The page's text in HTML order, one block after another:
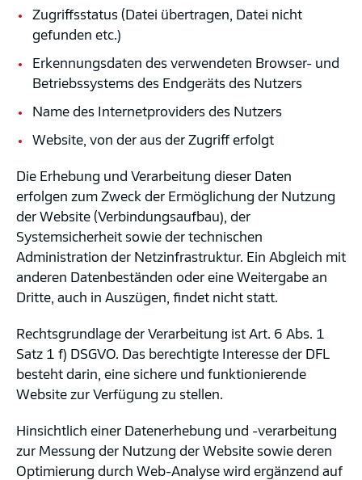
Zugriffsstatus (Datei übertragen, Datei nicht
gefunden etc.)
Erkennungsdaten des verwendeten Browser- und
Betriebssystems des Endgeräts des Nutzers
Name des Internetproviders des Nutzers
Website, von der aus der Zugriff erfolgt
Die Erhebung und Verarbeitung dieser Daten
erfolgen zum Zweck der Ermöglichung der Nutzung
der Website (Verbindungsaufbau), der
Systemsicherheit sowie der technischen
Administration der Netzinfrastruktur. Ein Abgleich mit
anderen Datenbeständen oder eine Weitergabe an
Dritte, auch in Auszügen, findet nicht statt.
Rechtsgrundlage der Verarbeitung ist Art. 6 Abs. 1
Satz 1 f) DSGVO. Das berechtigte Interesse der DFL
besteht darin, eine sichere und funktionierende
Website zur Verfügung zu stellen.
Hinsichtlich einer Datenerhebung und -verarbeitung
zur Messung der Nutzung der Website sowie deren
Optimierung durch Web-Analyse wird ergänzend auf